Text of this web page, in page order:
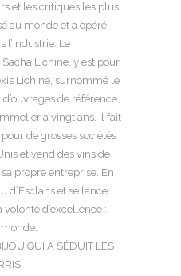
et les critiques les plus
au monde et a opéré
l’industrie. Le
Lichine, y est pour
Lichine, surnommé le
de référence,
à vingt ans. Il fait
de grosses sociétés
et vend des vins de
propre entreprise. En
d’Esclans et se lance
d’excellence :
QUI A SÉDUIT LES